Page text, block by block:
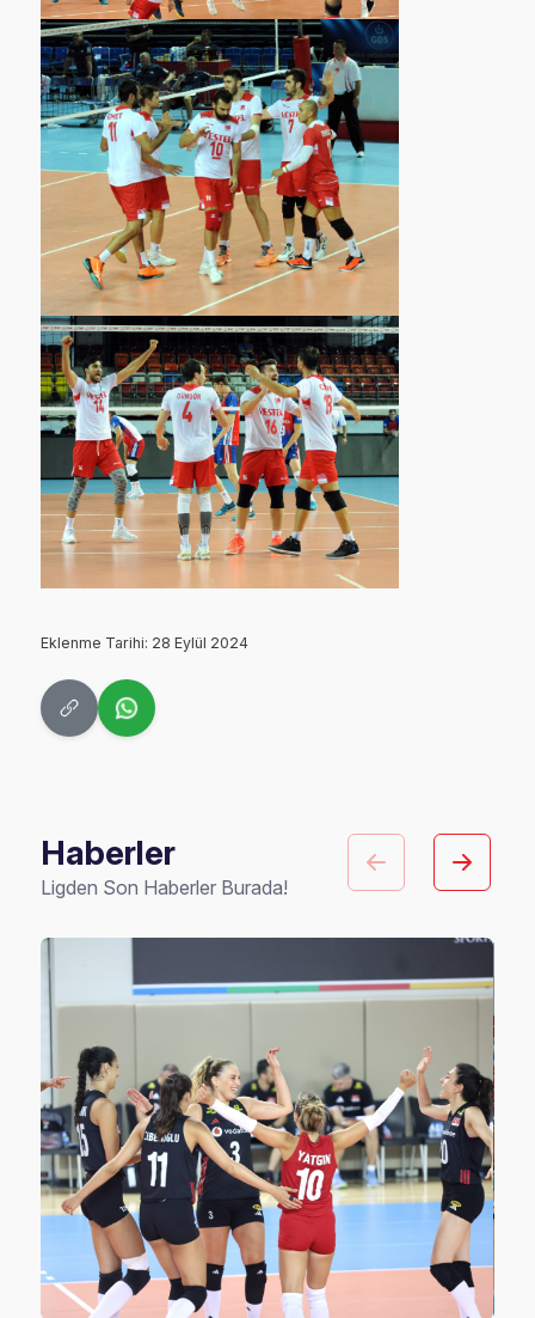
Eklenme Tarihi: 28 Eylül 2024
Haberler
Ligden Son Haberler Burada!